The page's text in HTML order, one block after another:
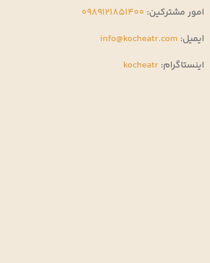
امور مشترکین: 0989121851400
ایمیل: info@kocheatr.com
اینستاگرام: kocheatr